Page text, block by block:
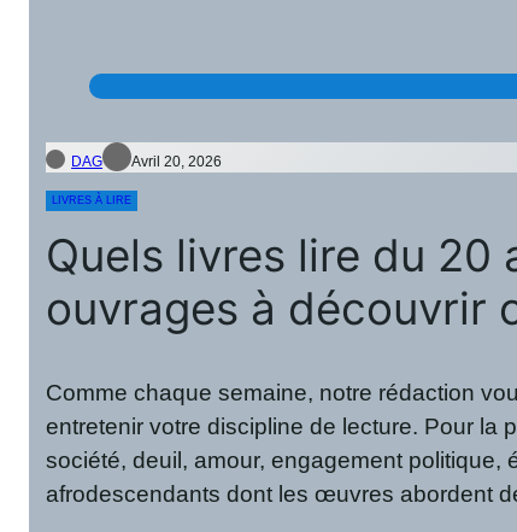
DAG Avril 20, 2026
LIVRES À LIRE
Quels livres lire du
ouvrages à découvrir
Comme chaque semaine, notre rédaction
entretenir votre discipline de lecture. Pour la
société, deuil, amour, engagement
afrodescendants dont les œuvres abordent